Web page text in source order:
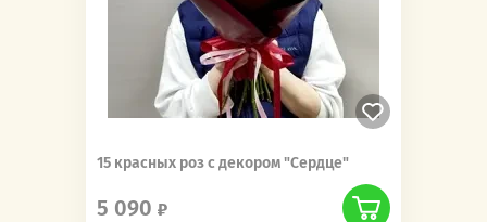
15 красных роз с декором "Сердце"
5 090